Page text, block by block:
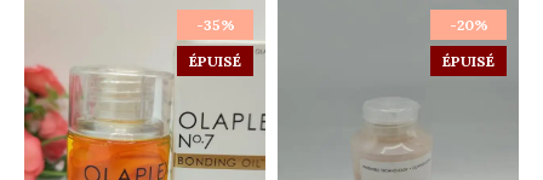
-35%
ÉPUISÉ
-20%
ÉPUISÉ